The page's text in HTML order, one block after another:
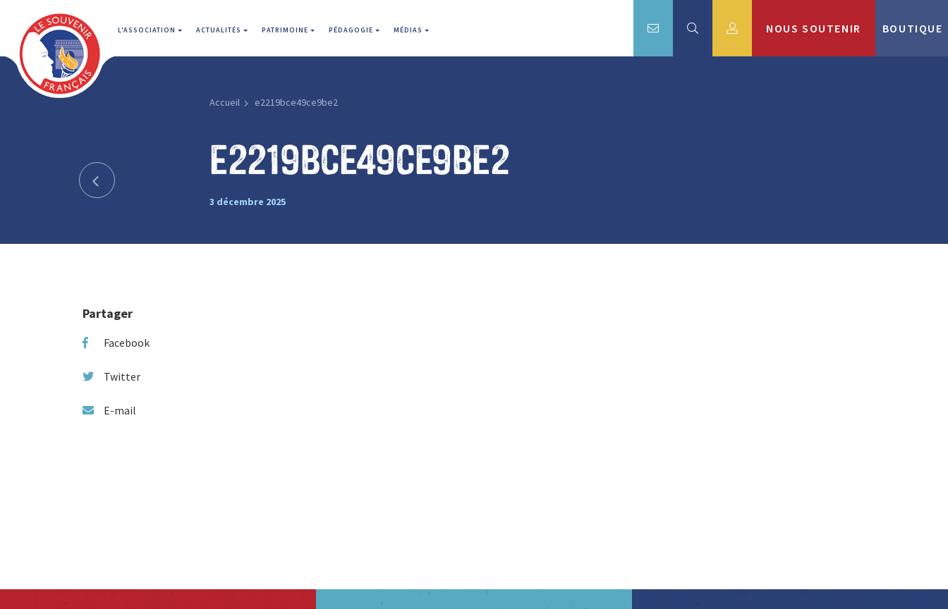
L'ASSOCIATION ACTUALITÉS PATRIMOINE PÉDAGOGIE MÉDIAS NOUS SOUTENIR BOUTIQUE
Accueil e2219bce49ce9be2
e2219bce49ce9be2
3 décembre 2025
Partager
Facebook
Twitter
E-mail